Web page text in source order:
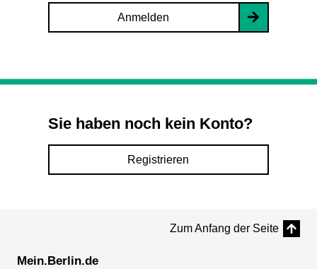
Anmelden
Sie haben noch kein Konto?
Registrieren
Zum Anfang der Seite
Mein.Berlin.de